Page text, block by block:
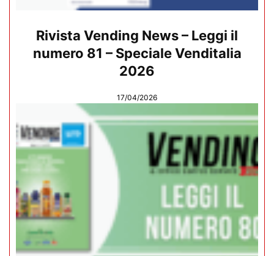
Rivista Vending News – Leggi il
numero 81 – Speciale Venditalia
2026
17/04/2026